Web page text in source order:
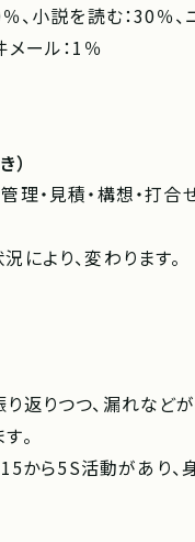
、小説を読む：30％、
ール：1％
）
理・見積・構想・打合
により、変わります。
返りつつ、漏れなど
。
から5S活動があり、